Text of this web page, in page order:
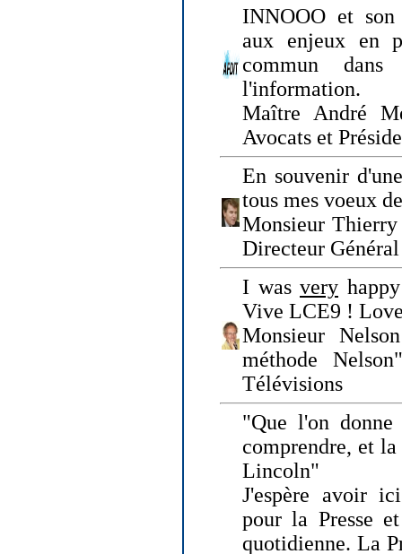
INNOOO et
aux enjeux en
commun
l'information.
Maître André
Avocats et
En souvenir
tous mes voeux
Monsieur
Directeur
I was very
Vive LCE9 !
Monsieur
méthode
Télévisions
"Que l'on
comprendre, et
Lincoln"
J'espère avoir
pour la Presse
quotidienne. La